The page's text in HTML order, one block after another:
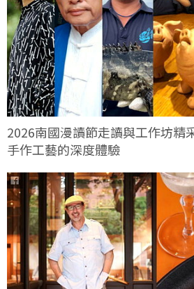
2026南國漫讀節走讀與工作坊精
手作工藝的深度體驗